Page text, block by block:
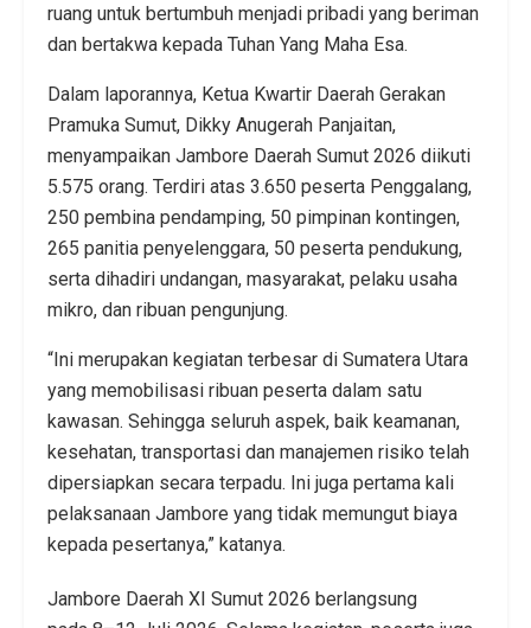
ruang untuk bertumbuh menjadi pribadi yang beriman
dan bertakwa kepada Tuhan Yang Maha Esa.
Dalam laporannya, Ketua Kwartir Daerah Gerakan
Pramuka Sumut, Dikky Anugerah Panjaitan,
menyampaikan Jambore Daerah Sumut 2026 diikuti
5.575 orang. Terdiri atas 3.650 peserta Penggalang,
250 pembina pendamping, 50 pimpinan kontingen,
265 panitia penyelenggara, 50 peserta pendukung,
serta dihadiri undangan, masyarakat, pelaku usaha
mikro, dan ribuan pengunjung.
“Ini merupakan kegiatan terbesar di Sumatera Utara
yang memobilisasi ribuan peserta dalam satu
kawasan. Sehingga seluruh aspek, baik keamanan,
kesehatan, transportasi dan manajemen risiko telah
dipersiapkan secara terpadu. Ini juga pertama kali
pelaksanaan Jambore yang tidak memungut biaya
kepada pesertanya,” katanya.
Jambore Daerah XI Sumut 2026 berlangsung